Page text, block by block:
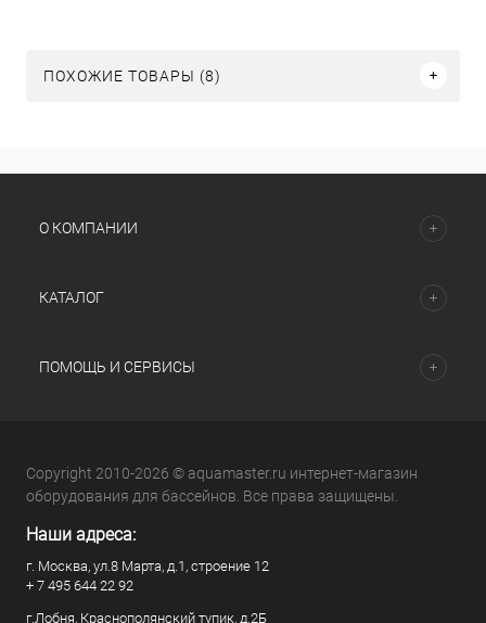
ПОХОЖИЕ ТОВАРЫ (8)
О КОМПАНИИ
КАТАЛОГ
ПОМОЩЬ И СЕРВИСЫ
Copyright 2010-2026 © aquamaster.ru интернет-магазин
оборудования для бассейнов. Все права защищены.
Наши адреса:
г. Москва, ул.8 Марта, д.1, строение 12
+ 7 495 644 22 92
г.Лобня, Краснополянский тупик, д.2Б